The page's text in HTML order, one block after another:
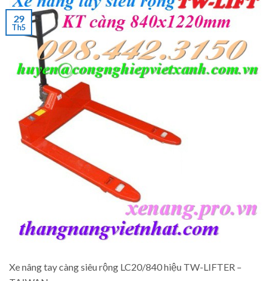
29
Th5
Xe nâng tay càng siêu rộng LC20/840 hiệu TW-LIFTER –